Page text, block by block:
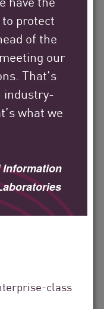
protect
of the
our
That’s
industry-
what we
Information
class
Welt.
gemacht,
der ganzen